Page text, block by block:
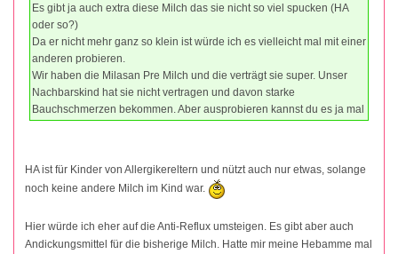
Es gibt ja auch extra diese Milch das sie nicht so viel spucken (HA
oder so?)
Da er nicht mehr ganz so klein ist würde ich es vielleicht mal mit einer
anderen probieren.
Wir haben die Milasan Pre Milch und die verträgt sie super. Unser
Nachbarskind hat sie nicht vertragen und davon starke
Bauchschmerzen bekommen. Aber ausprobieren kannst du es ja mal
HA ist für Kinder von Allergikereltern und nützt auch nur etwas, solange
noch keine andere Milch im Kind war.
Hier würde ich eher auf die Anti-Reflux umsteigen. Es gibt aber auch
Andickungsmittel für die bisherige Milch. Hatte mir meine Hebamme mal